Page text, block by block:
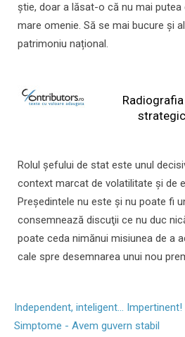
știe, doar a lăsat-o că nu mai putea
mare omenie. Să se mai bucure și
patrimoniu național.
Rolul şefului de stat este unul
context marcat de volatilitate şi de
Preşedintele nu este şi nu poate fi
consemnează discuţii ce nu duc
poate ceda nimănui misiunea de a
cale spre desemnarea unui nou
Independent, inteligent... Impertinent!
Simptome - Avem guvern stabil